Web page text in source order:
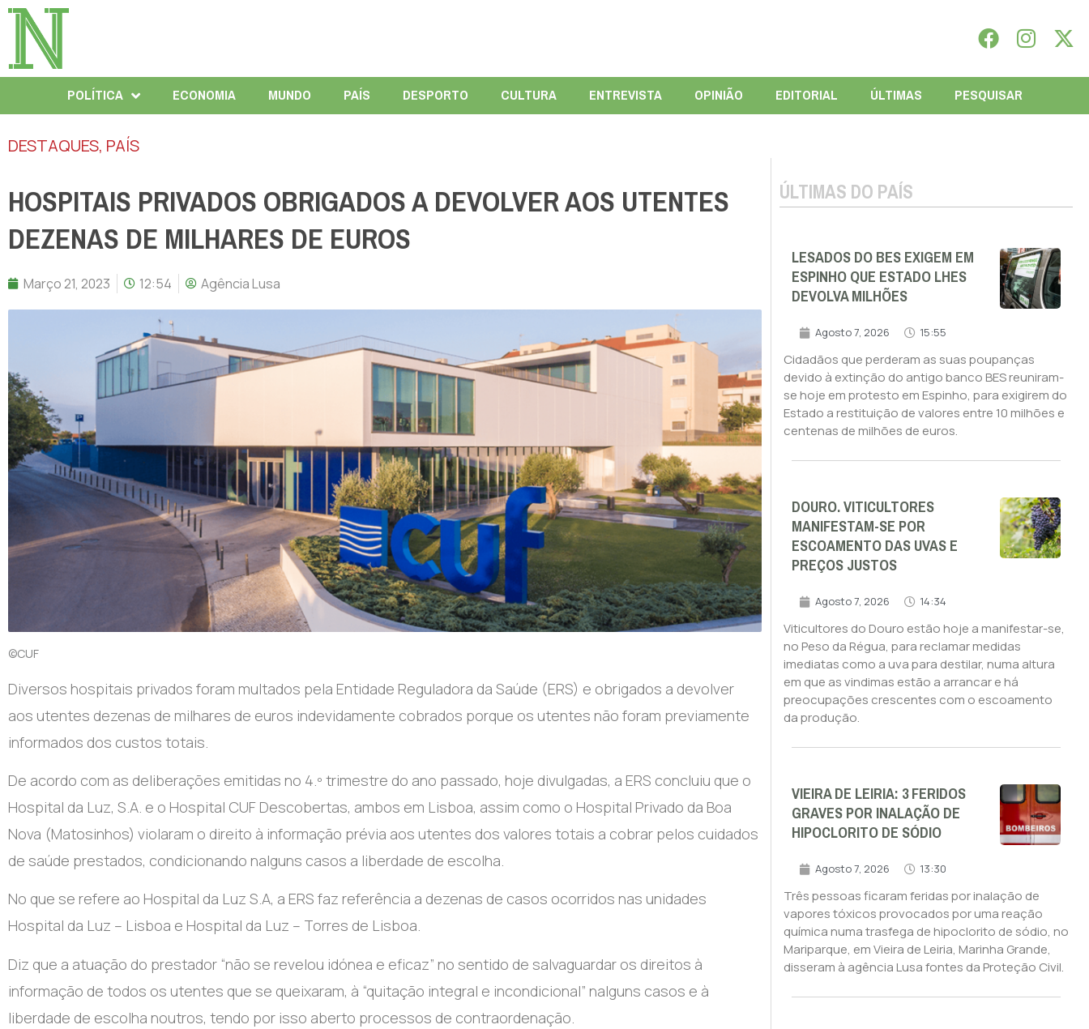
POLÍTICA ECONOMIA MUNDO PAÍS DESPORTO CULTURA ENTREVISTA OPINIÃO EDITORIAL ÚLTIMAS PESQUISAR
DESTAQUES, PAÍS
HOSPITAIS PRIVADOS OBRIGADOS A DEVOLVER AOS UTENTES
DEZENAS DE MILHARES DE EUROS
Março 21, 2023 12:54 Agência Lusa
©CUF
Diversos hospitais privados foram multados pela Entidade Reguladora da Saúde (ERS) e obrigados a devolver
aos utentes dezenas de milhares de euros indevidamente cobrados porque os utentes não foram previamente
informados dos custos totais.
De acordo com as deliberações emitidas no 4.º trimestre do ano passado, hoje divulgadas, a ERS concluiu que o
Hospital da Luz, S.A. e o Hospital CUF Descobertas, ambos em Lisboa, assim como o Hospital Privado da Boa
Nova (Matosinhos) violaram o direito à informação prévia aos utentes dos valores totais a cobrar pelos cuidados
de saúde prestados, condicionando nalguns casos a liberdade de escolha.
No que se refere ao Hospital da Luz S.A, a ERS faz referência a dezenas de casos ocorridos nas unidades
Hospital da Luz – Lisboa e Hospital da Luz – Torres de Lisboa.
Diz que a atuação do prestador “não se revelou idónea e eficaz” no sentido de salvaguardar os direitos à
informação de todos os utentes que se queixaram, à “quitação integral e incondicional” nalguns casos e à
liberdade de escolha noutros, tendo por isso aberto processos de contraordenação.
ÚLTIMAS DO PAÍS
LESADOS DO BES EXIGEM EM
ESPINHO QUE ESTADO LHES
DEVOLVA MILHÕES
Agosto 7, 2026 15:55
Cidadãos que perderam as suas poupanças
devido à extinção do antigo banco BES reuniram-
se hoje em protesto em Espinho, para exigirem do
Estado a restituição de valores entre 10 milhões e
centenas de milhões de euros.
DOURO. VITICULTORES
MANIFESTAM-SE POR
ESCOAMENTO DAS UVAS E
PREÇOS JUSTOS
Agosto 7, 2026 14:34
Viticultores do Douro estão hoje a manifestar-se,
no Peso da Régua, para reclamar medidas
imediatas como a uva para destilar, numa altura
em que as vindimas estão a arrancar e há
preocupações crescentes com o escoamento
da produção.
VIEIRA DE LEIRIA: 3 FERIDOS
GRAVES POR INALAÇÃO DE
HIPOCLORITO DE SÓDIO
Agosto 7, 2026 13:30
Três pessoas ficaram feridas por inalação de
vapores tóxicos provocados por uma reação
química numa trasfega de hipoclorito de sódio, no
Mariparque, em Vieira de Leiria, Marinha Grande,
disseram à agência Lusa fontes da Proteção Civil.